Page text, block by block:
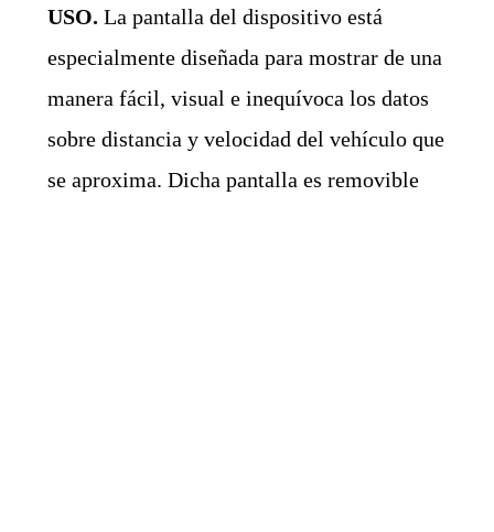
USO. La pantalla del dispositivo está
especialmente diseñada para mostrar de una
manera fácil, visual e inequívoca los datos
sobre distancia y velocidad del vehículo que
se aproxima. Dicha pantalla es removible